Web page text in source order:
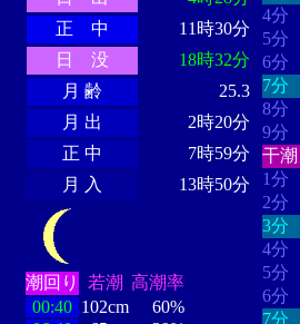
正 中
11時30分
日 没
18時32分
月 齢
25.3
月 出
2時20分
正 中
7時59分
月 入
13時50分
潮回り 若潮 高潮率
00:40 102cm
60%
4分
5分
6分
7分
8分
9分
干潮
1分
2分
3分
4分
5分
6分
7分